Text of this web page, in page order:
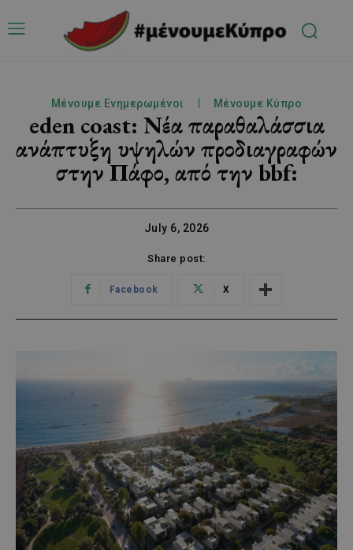
Μένουμε Ενημερωμένοι Μένουμε Κύπρο
eden coast: Nέα παραθαλάσσια
ανάπτυξη υψηλών προδιαγραφών
στην Πάφο, από την bbf:
July 6, 2026
Share post:
Facebook X